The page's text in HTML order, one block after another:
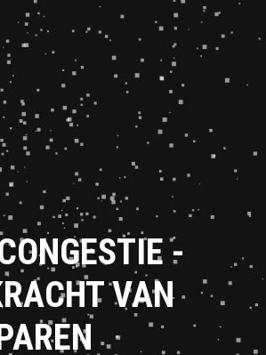
-
VAN